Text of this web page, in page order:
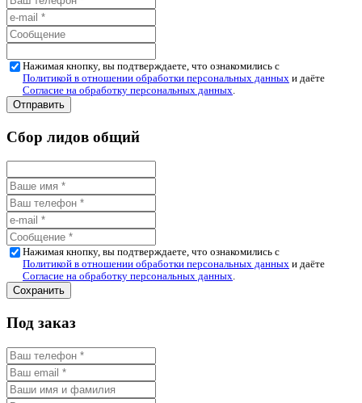
Нажимая кнопку, вы подтверждаете, что ознакомились с
Политикой в отношении обработки персональных данных и даёте
Согласие на обработку персональных данных.
Сбор лидов общий
Нажимая кнопку, вы подтверждаете, что ознакомились с
Политикой в отношении обработки персональных данных и даёте
Согласие на обработку персональных данных.
Под заказ